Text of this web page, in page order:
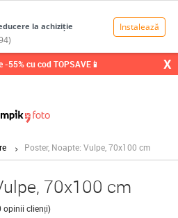
-55% cu cod TOPSAVE📱 X
Poster, Noapte: Vulpe, 70x100 cm
70x100 cm
opinii clienți)